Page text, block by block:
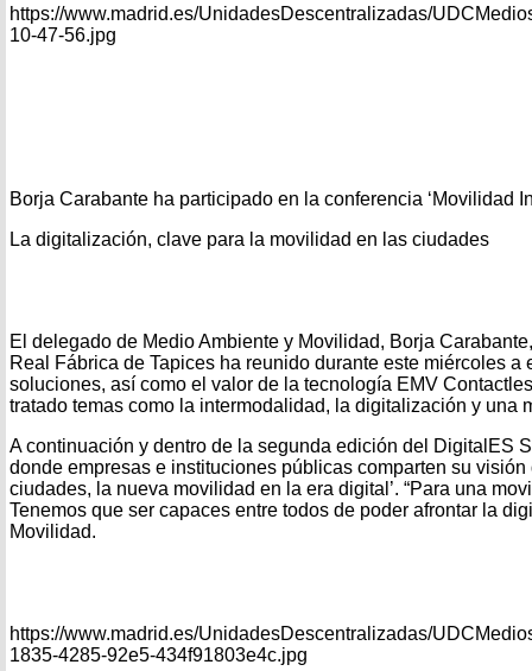
https://www.madrid.es/UnidadesDescentralizadas/
10-47-56.jpg
Borja Carabante ha participado en la conferencia ‘Movilidad
La digitalización, clave para la movilidad en las ciudades
El delegado de Medio Ambiente y Movilidad, Borja
Real Fábrica de Tapices ha reunido durante este miércoles
soluciones, así como el valor de la tecnología EMV
tratado temas como la intermodalidad, la digitalización y
A continuación y dentro de la segunda edición del DigitalES
donde empresas e instituciones públicas comparten su
ciudades, la nueva movilidad en la era digital’. “Para una
Tenemos que ser capaces entre todos de poder afrontar la
Movilidad.
https://www.madrid.es/UnidadesDescentralizadas/
1835-4285-92e5-434f91803e4c.jpg